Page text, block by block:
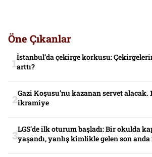
Öne Çıkanlar
İstanbul’da çekirge korkusu:
arttı?
Gazi Koşusu’nu kazanan servet alacak.
ikramiye
LGS’de ilk oturum başladı: Bir okulda
yaşandı, yanlış kimlikle gelen son